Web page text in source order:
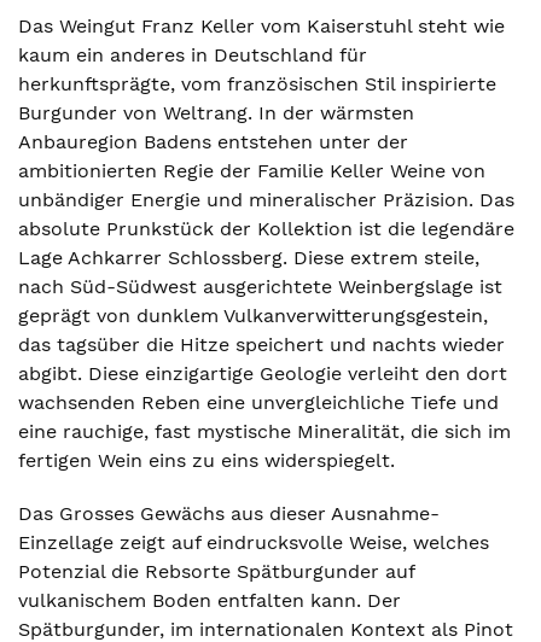
Das Weingut Franz Keller vom Kaiserstuhl steht wie
kaum ein anderes in Deutschland für
herkunftsprägte, vom französischen Stil inspirierte
Burgunder von Weltrang. In der wärmsten
Anbauregion Badens entstehen unter der
ambitionierten Regie der Familie Keller Weine von
unbändiger Energie und mineralischer Präzision. Das
absolute Prunkstück der Kollektion ist die legendäre
Lage Achkarrer Schlossberg. Diese extrem steile,
nach Süd-Südwest ausgerichtete Weinbergslage ist
geprägt von dunklem Vulkanverwitterungsgestein,
das tagsüber die Hitze speichert und nachts wieder
abgibt. Diese einzigartige Geologie verleiht den dort
wachsenden Reben eine unvergleichliche Tiefe und
eine rauchige, fast mystische Mineralität, die sich im
fertigen Wein eins zu eins widerspiegelt.
Das Grosses Gewächs aus dieser Ausnahme-
Einzellage zeigt auf eindrucksvolle Weise, welches
Potenzial die Rebsorte Spätburgunder auf
vulkanischem Boden entfalten kann. Der
Spätburgunder, im internationalen Kontext als Pinot